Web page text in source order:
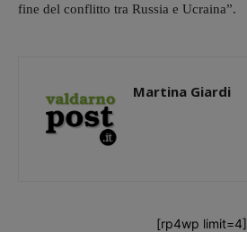
fine del conflitto tra Russia e Ucraina”.
Martina Giardi
[rp4wp limit=4]